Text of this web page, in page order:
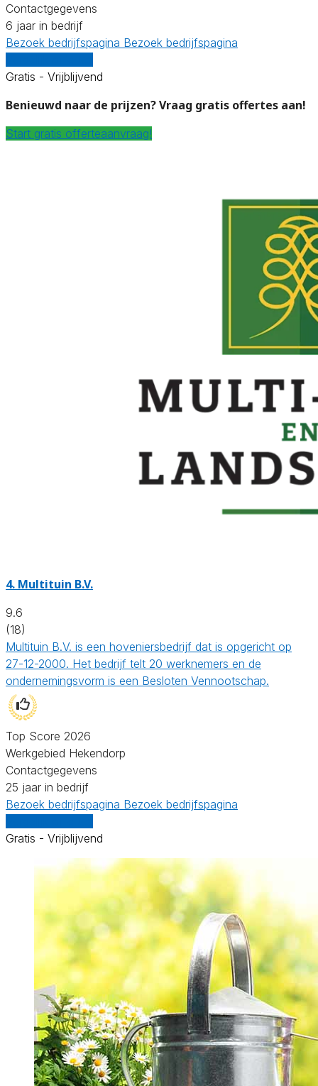
Contactgegevens
6 jaar in bedrijf
Bezoek bedrijfspagina Bezoek bedrijfspagina
Gratis - Vrijblijvend
Benieuwd naar de prijzen? Vraag gratis offertes aan!
Start gratis offerteaanvraag!
4. Multituin B.V.
9.6
(18)
Multituin B.V. is een hoveniersbedrijf dat is opgericht op
27-12-2000. Het bedrijf telt 20 werknemers en de
ondernemingsvorm is een Besloten Vennootschap.
Top Score 2026
Werkgebied Hekendorp
Contactgegevens
25 jaar in bedrijf
Bezoek bedrijfspagina Bezoek bedrijfspagina
Gratis - Vrijblijvend